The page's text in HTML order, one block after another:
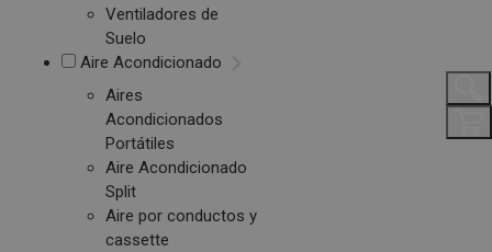
Ventiladores de
Suelo
Aire Acondicionado
Aires
Acondicionados
Portátiles
Aire Acondicionado
Split
Aire por conductos y
cassette